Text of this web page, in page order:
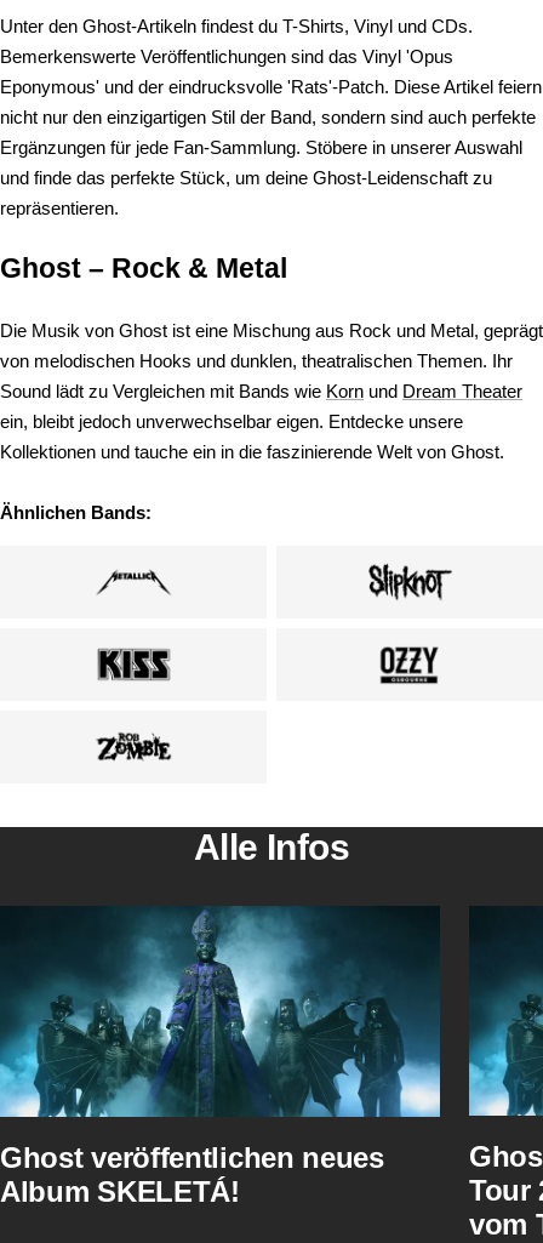
Unter den Ghost-Artikeln findest du T-Shirts, Vinyl und CDs.
Bemerkenswerte Veröffentlichungen sind das Vinyl 'Opus
Eponymous' und der eindrucksvolle 'Rats'-Patch. Diese Artikel feiern
nicht nur den einzigartigen Stil der Band, sondern sind auch perfekte
Ergänzungen für jede Fan-Sammlung. Stöbere in unserer Auswahl
und finde das perfekte Stück, um deine Ghost-Leidenschaft zu
repräsentieren.
Ghost – Rock & Metal
Die Musik von Ghost ist eine Mischung aus Rock und Metal, geprägt
von melodischen Hooks und dunklen, theatralischen Themen. Ihr
Sound lädt zu Vergleichen mit Bands wie Korn und Dream Theater
ein, bleibt jedoch unverwechselbar eigen. Entdecke unsere
Kollektionen und tauche ein in die faszinierende Welt von Ghost.
Ähnlichen Bands:
Alle Infos
Ghost veröffentlichen neues
Album SKELETÁ!
Tour
vom